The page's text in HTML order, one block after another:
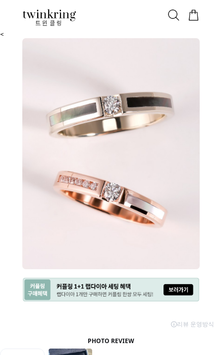
트윈클링
ALL 베스트 안쪽막음 웨딩/다이아 가드링/반지
<